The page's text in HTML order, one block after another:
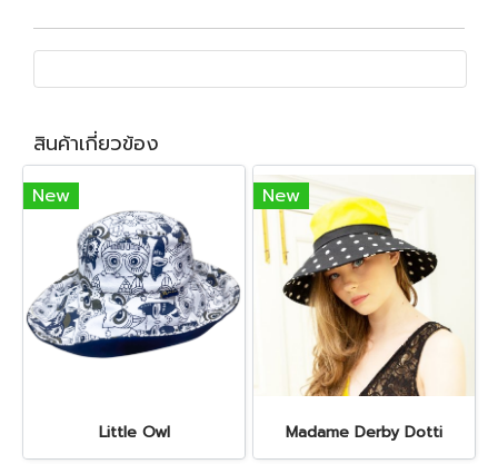
สินค้าเกี่ยวข้อง
New
Little Owl
New
Madame Derby Dotti